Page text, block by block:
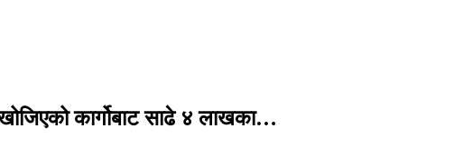
कार्गोबाट साढे ४ लाखका…